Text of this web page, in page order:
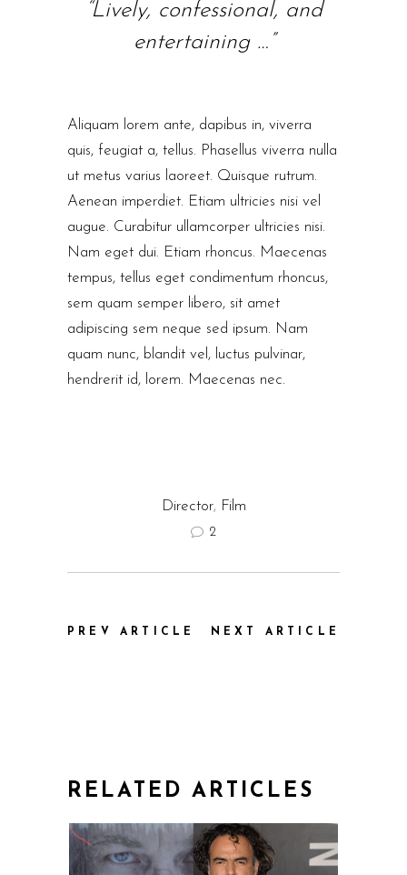
“Lively, confessional, and
entertaining …”
Aliquam lorem ante, dapibus in, viverra
quis, feugiat a, tellus. Phasellus viverra nulla
ut metus varius laoreet. Quisque rutrum.
Aenean imperdiet. Etiam ultricies nisi vel
augue. Curabitur ullamcorper ultricies nisi.
Nam eget dui. Etiam rhoncus. Maecenas
tempus, tellus eget condimentum rhoncus,
sem quam semper libero, sit amet
adipiscing sem neque sed ipsum. Nam
quam nunc, blandit vel, luctus pulvinar,
hendrerit id, lorem. Maecenas nec.
Director, Film
2
PREV ARTICLE NEXT ARTICLE
RELATED ARTICLES